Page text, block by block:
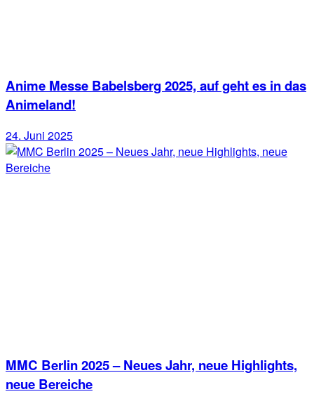
Anime Messe Babelsberg 2025, auf geht es in das
Animeland!
24. Juni 2025
MMC Berlin 2025 – Neues Jahr, neue Highlights,
neue Bereiche